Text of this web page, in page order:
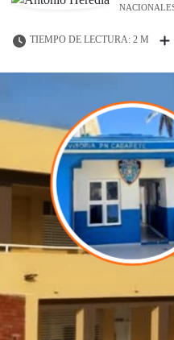
TIEMPO DE LECTURA: 2 M